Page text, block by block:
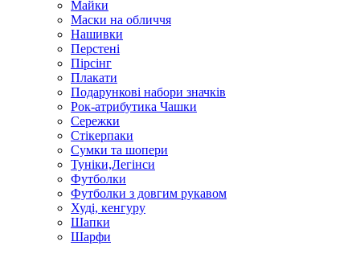
Майки
Маски на обличчя
Нашивки
Перстені
Пірсінг
Плакати
Подарункові набори значків
Рок-атрибутика Чашки
Сережки
Стікерпаки
Сумки та шопери
Туніки,Легінси
Футболки
Футболки з довгим рукавом
Худі, кенгуру
Шапки
Шарфи